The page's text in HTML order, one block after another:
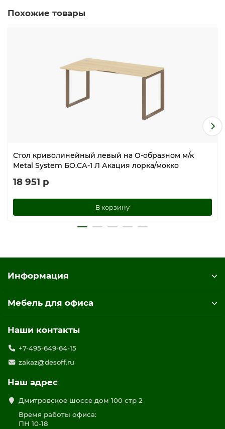
Похожие товары
Стол криволинейный левый на О-образном м/к
Metal System БО.СА-1 Л Акация лорка/мокко
18 951 р
В корзину
Информация
Мебель для офиса
Наши контакты
+7-495-649-64-15
zakaz@desoff.ru
Наш адрес
Дмитровское шоссе дом 100 стр 2
Время работы офиса:
ПН 10-18